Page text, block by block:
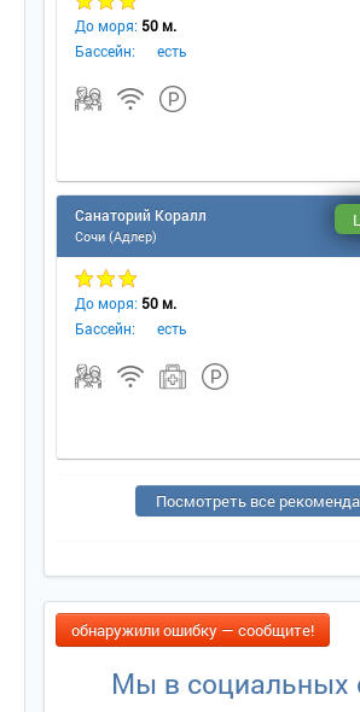
До моря: 50 м.
Бассейн:
есть
Санаторий Коралл
Сочи (Адлер)
До моря: 50 м.
Бассейн:
есть
Посмотреть все
обнаружили ошибку — сообщите!
Мы в социальных